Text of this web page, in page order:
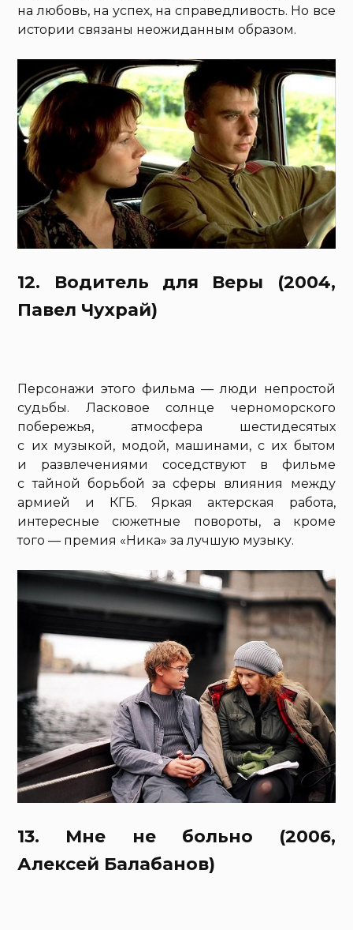
на любовь, на успех, на справедливость. Но все
истории связаны неожиданным образом.
12. Водитель для Веры (2004,
Павел Чухрай)
Персонажи этого фильма — люди непростой
судьбы. Ласковое солнце черноморского
побережья, атмосфера шестидесятых
с их музыкой, модой, машинами, с их бытом
и развлечениями соседствуют в фильме
с тайной борьбой за сферы влияния между
армией и КГБ. Яркая актерская работа,
интересные сюжетные повороты, а кроме
того — премия «Ника» за лучшую музыку.
13. Мне не больно (2006,
Алексей Балабанов)